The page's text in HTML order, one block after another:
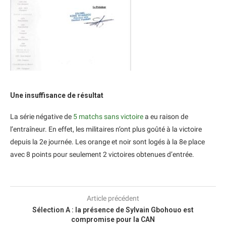
Une insuffisance de résultat
La série négative de 5 matchs sans victoirea eu raison de
l’entraîneur. En effet, les militaires n’ont plus goûté à la victoire
depuis la 2e journée. Les orange et noir sont logés à la 8e place
avec 8 points pour seulement 2 victoires obtenues d’entrée.
Article précédent
Sélection A : la présence de Sylvain Gbohouo est
compromise pour la CAN